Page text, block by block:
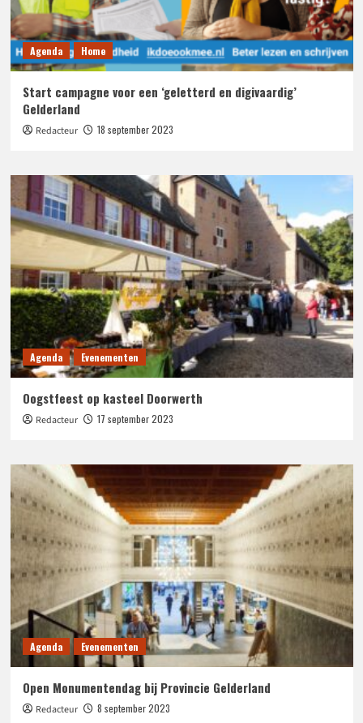
Agenda Home
Start campagne voor een ‘geletterd en digivaardig’
Gelderland
Redacteur 18 september 2023
Agenda Evenementen
Oogstfeest op kasteel Doorwerth
Redacteur 17 september 2023
Agenda Evenementen
Open Monumentendag bij Provincie Gelderland
Redacteur 8 september 2023